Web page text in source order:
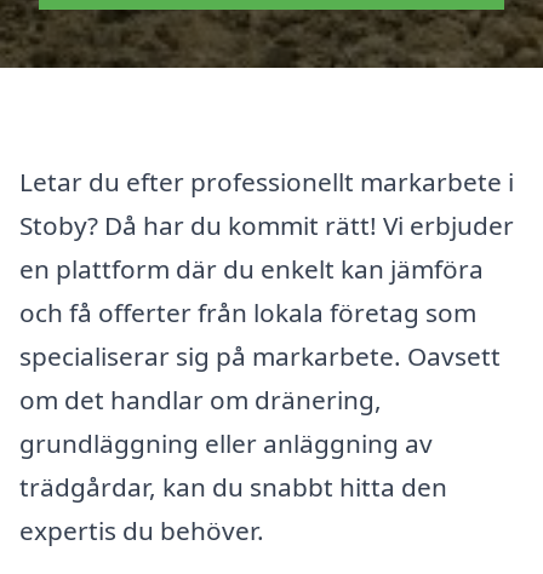
Letar du efter professionellt markarbete i
Stoby? Då har du kommit rätt! Vi erbjuder
en plattform där du enkelt kan jämföra
och få offerter från lokala företag som
specialiserar sig på markarbete. Oavsett
om det handlar om dränering,
grundläggning eller anläggning av
trädgårdar, kan du snabbt hitta den
expertis du behöver.